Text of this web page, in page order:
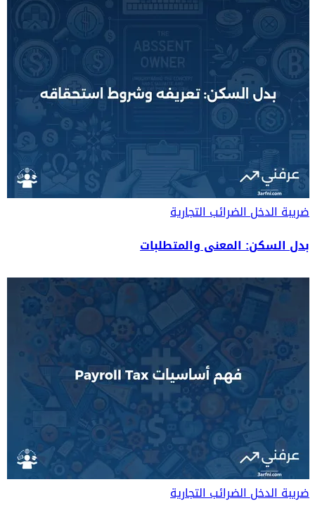
ضريبة الدخلالضرائب التجارية
بدل السكن: المعنى والمتطلبات
ضريبة الدخلالضرائب التجارية